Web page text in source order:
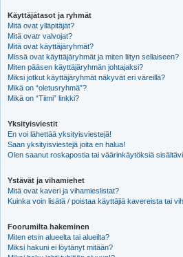
Käyttäjätasot ja ryhmät
Mitä ovat ylläpitäjät?
Mitä ovatr valvojat?
Mitä ovat käyttäjäryhmät?
Missä ovat käyttäjäryhmät ja miten liityn sellaiseen?
Miten pääsen käyttäjäryhmän johtajaksi?
Miksi jotkut käyttäjäryhmät näkyvät eri väreillä?
Mikä on “oletusryhmä”?
Mikä on “Tiimi” linkki?
Yksityisviestit
En voi lähettää yksityisviestejä!
Saan yksityisviestejä joita en halua!
Olen saanut roskapostia tai väärinkäytöksiä
Ystävät ja vihamiehet
Mitä ovat kaveri ja vihamieslistat?
Kuinka voin lisätä / poistaa käyttäjiä kavereista tai
Foorumilta hakeminen
Miten etsin alueelta tai alueilta?
Miksi hakuni ei löytänyt mitään?